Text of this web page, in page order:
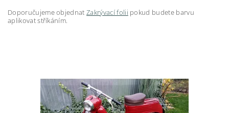
Doporučujeme objednatZakrývací folii pokud budete barvu
aplikovat stříkáním.